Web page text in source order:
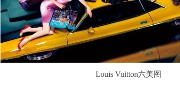
Louis Vuitton六美图